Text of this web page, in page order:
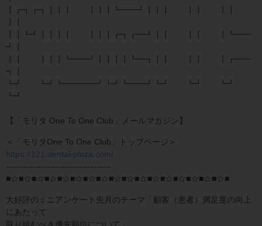
┃┏┓┏┓┃┃┃ ┃┃┃┗━━┛┃┃┃ ┃┃ ┃┃
┃┃┗┛┃┃┃┃ ┃┃┃┏┓┏━┛┃┃ ┃┃ ┃┗━━
┛┃
┃┃ ┃┃┃┗━━┛┃┃┃┃┗━┓┃┃ ┃┃ ┃┏━━
┓┃
┗┛ ┗┛┗━━━━┛┗┛┗━━┛┗┛ ┗┛ ┗┛
┗┛
【「モリタ One To One Club」メールマガジン】
＜「モリタOne To One Club」トップページ＞
https://121.dental-plaza.com/
------------------------------------
■☆■☆■☆■☆■☆■☆■☆■☆■☆■☆■☆■☆■☆■☆■☆■☆■☆■
大好評のミニアンケート先月のテーマ「顧客（患者）満足度の向上
にあたって